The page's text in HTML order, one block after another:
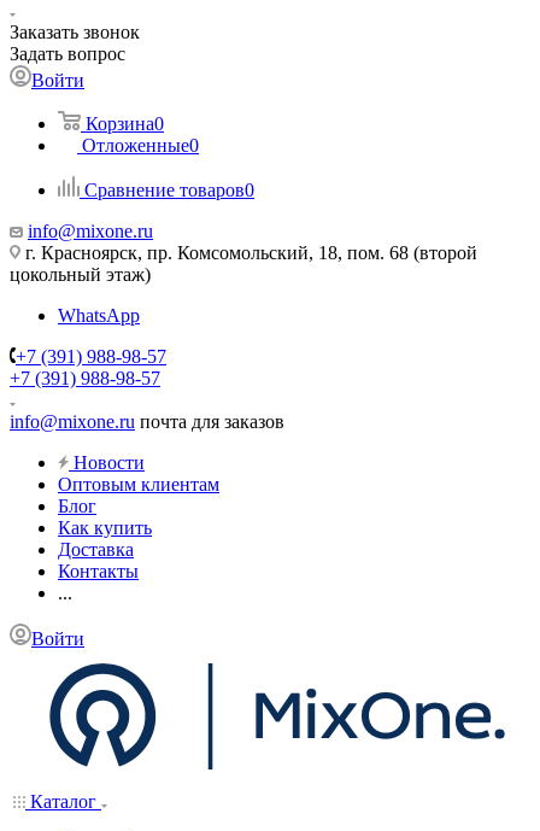
Заказать звонок
Задать вопрос
Войти
Корзина0
Отложенные0
Сравнение товаров0
info@mixone.ru
г. Красноярск, пр. Комсомольский, 18, пом. 68 (второй
цокольный этаж)
WhatsApp
+7 (391) 988-98-57
+7 (391) 988-98-57
info@mixone.ru почта для заказов
Новости
Оптовым клиентам
Блог
Как купить
Доставка
Контакты
...
Войти
Каталог